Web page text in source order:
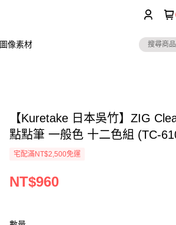
圖像素材
【Kuretake 日本吳竹】ZIG
點點筆 一般色 十二色組 (TC-
宅配滿NT$2,500免運
NT$960